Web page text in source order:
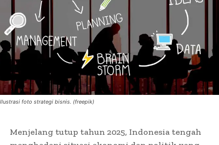
Ilustrasi foto strategi bisnis. (freepik)
Menjelang tutup tahun 2025, Indonesia tengah